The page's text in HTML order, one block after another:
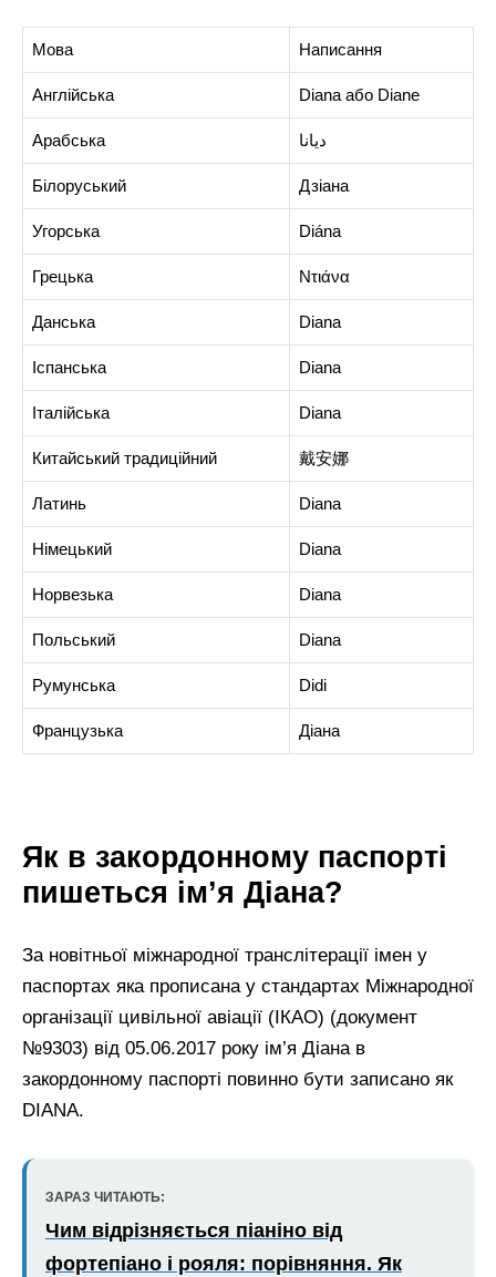
Мова Написання
Англійська Diana або Diane
Арабська ديانا
Білоруський Дзіана
Угорська Diána
Грецька Ντιάνα
Данська Diana
Іспанська Diana
Італійська Diana
Китайський традиційний 戴安娜
Латинь Diana
Німецький Diana
Норвезька Diana
Польський Diana
Румунська Didi
Французька Діана
Як в закордонному паспорті
пишеться ім’я Діана?
За новітньої міжнародної транслітерації імен у
паспортах яка прописана у стандартах Міжнародної
організації цивільної авіації (ІКАО) (документ
№9303) від 05.06.2017 року ім’я Діана в
закордонному паспорті повинно бути записано як
DIANA.
ЗАРАЗ ЧИТАЮТЬ:
Чим відрізняється піаніно від
фортепіано і рояля: порівняння. Як